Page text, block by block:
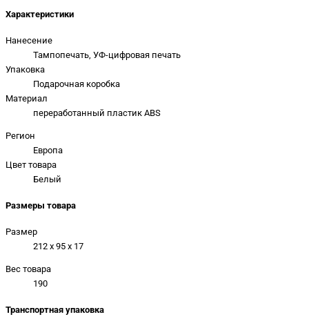
Характеристики
Нанесение
Тампопечать, УФ-цифровая печать
Упаковка
Подарочная коробка
Материал
переработанный пластик ABS
Регион
Европа
Цвет товара
Белый
Размеры товара
Размер
212 x 95 x 17
Вес товара
190
Транспортная упаковка